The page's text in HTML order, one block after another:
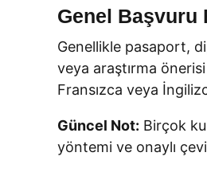
Genel Başvuru
Genellikle pasaport,
veya araştırma
Fransızca veya
Güncel Not: Birçok
yöntemi ve onaylı